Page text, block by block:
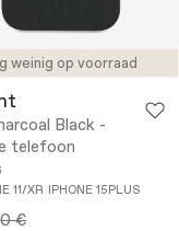
weinig op voorraad
Black -
telefoon
11/XR IPHONE 15PLUS
€